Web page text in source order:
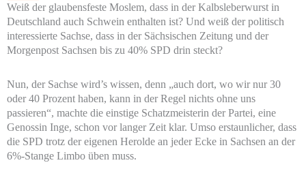
Weiß der glaubensfeste Moslem, dass in der Kalbsleberwurst in
Deutschland auch Schwein enthalten ist? Und weiß der politisch
interessierte Sachse, dass in der Sächsischen Zeitung und der
Morgenpost Sachsen bis zu 40% SPD drin steckt?
Nun, der Sachse wird’s wissen, denn „auch dort, wo wir nur 30
oder 40 Prozent haben, kann in der Regel nichts ohne uns
passieren“, machte die einstige Schatzmeisterin der Partei, eine
Genossin Inge, schon vor langer Zeit klar. Umso erstaunlicher, dass
die SPD trotz der eigenen Herolde an jeder Ecke in Sachsen an der
6%-Stange Limbo üben muss.